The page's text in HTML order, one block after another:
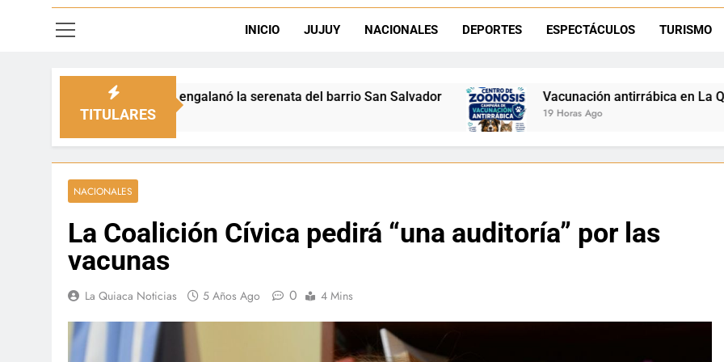
INICIO JUJUY NACIONALES DEPORTES ESPECTÁCULOS TURISMO
TITULARES
engalanó la serenata del barrio San Salvador Vacunación antirrábica en La Quiaca: el operativo
NACIONALES
La Coalición Cívica pedirá “una auditoría” por las
vacunas
La Quiaca Noticias 5 Años Ago 0 4 Mins